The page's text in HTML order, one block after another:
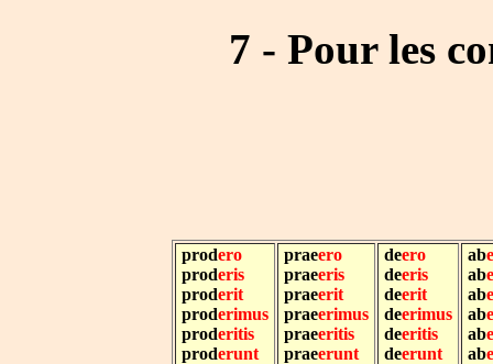
7 - Pour les
prodero
proderis
proderit
proderimus
proderitis
proderunt
praeero
praeeris
praeerit
praeerimus
praeeritis
praeerunt
deero
deeris
deerit
deerimus
deeritis
deerunt
ab
ab
ab
ab
ab
ab